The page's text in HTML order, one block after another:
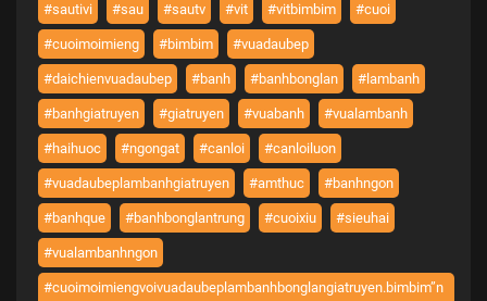
#sautivi #sau #sautv #vit #vitbimbim #cuoi
#cuoimoimieng #bimbim #vuadaubep
#daichienvuadaubep #banh #banhbonglan #lambanh
#banhgiatruyen #giatruyen #vuabanh #vualambanh
#haihuoc #ngongat #canloi #canloiluon
#vuadaubeplambanhgiatruyen #amthuc #banhngon
#banhque #banhbonglantrung #cuoixiu #sieuhai
#vualambanhngon
#cuoimoimiengvoivuadaubeplambanhbonglangiatruyen.bimbim”n